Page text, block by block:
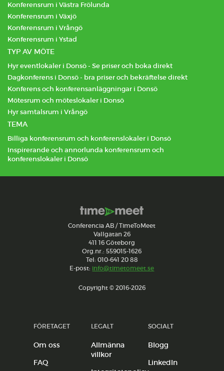
Konferensrum i Västra Frölunda
Konferensrum i Växjö
Konferensrum i Vrångö
Konferensrum i Ystad
TYP AV MÖTE
Hyr eventlokaler i Donsö - Se priser och boka direkt
Dagkonferens i Donsö - bra priser och bekräftelse direkt
Konferens och konferensanläggningar i Donsö
Mötesrum och möteslokaler i Donsö
Hyr samtalsrum i Vrångö
TEMA
Billiga konferensrum och konferenslokaler i Donsö
Inspirerande och annorlunda konferensrum och
konferenslokaler i Donsö
Conferencia AB / TimeToMeet
Vallgatan 26
411 16 Göteborg
Org.nr.: 559015-1626
Tel: 010-641 20 88
E-post: info@timetomeet.se
Copyright © 2016-2026
FÖRETAGET
Om oss
FAQ
LEGALT
Allmänna
villkor
SOCIALT
Blogg
LinkedIn